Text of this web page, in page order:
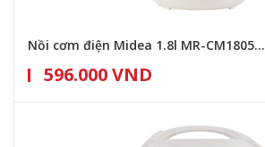
Nồi cơm điện Midea 1.8l MR-CM1805...
596.000 VND